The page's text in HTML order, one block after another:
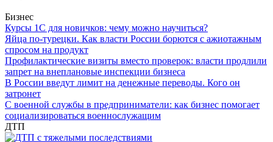
Бизнес
Курсы 1С для новичков: чему можно научиться?
Яйца по-турецки. Как власти России борются с ажиотажным
спросом на продукт
Профилактические визиты вместо проверок: власти продлили
запрет на внеплановые инспекции бизнеса
В России введут лимит на денежные переводы. Кого он
затронет
С военной службы в предприниматели: как бизнес помогает
социализироваться военнослужащим
ДТП